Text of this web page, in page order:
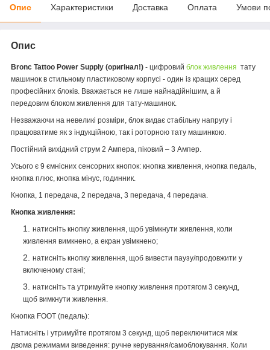
Опис Характеристики Доставка Оплата Умови
Опис
Bronc Tattoo Power Supply (оригінал!) - цифровий блок живлення тату
машинок в стильному пластиковому корпусі - один із кращих серед
професійних блоків. Вважається не лише найнадійнішим, а й
передовим блоком живлення для тату-машинок.
Незважаючи на невеликі розміри, блок видає стабільну напругу і
працюватиме як з індукційною, так і роторною тату машинкою.
Постійний вихідний струм 2 Ампера, піковий – 3 Ампер.
Усього є 9 ємнісних сенсорних кнопок: кнопка живлення, кнопка педаль,
кнопка плюс, кнопка мінус, годинник.
Кнопка, 1 передача, 2 передача, 3 передача, 4 передача.
Кнопка живлення:
натисніть кнопку живлення, щоб увімкнути живлення, коли
живлення вимкнено, а екран увімкнено;
натисніть кнопку живлення, щоб вивести паузу/продовжити у
включеному стані;
натисніть та утримуйте кнопку живлення протягом 3 секунд,
щоб вимкнути живлення.
Кнопка FOOT (педаль):
Натисніть і утримуйте протягом 3 секунд, щоб переключитися між
двома режимами виведення: ручне керування/самоблокування. Коли